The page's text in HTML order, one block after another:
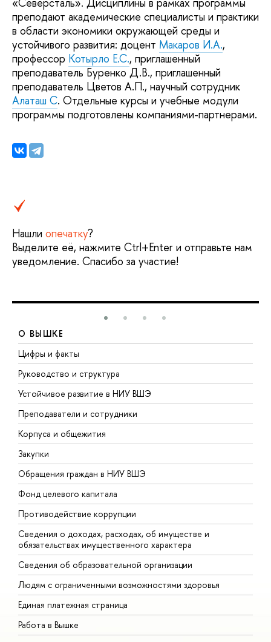
преподают академические специалисты и практики
в области экономики окружающей среды и
устойчивого развития: доцент Макаров И.А.,
профессор Котырло Е.С., приглашенный
преподаватель Буренко Д.В., приглашенный
преподаватель Цветов А.П., научный сотрудник
Алаташ С. Отдельные курсы и учебные модули
программы подготовлены компаниями-партнерами.
Нашли опечатку?
Выделите её, нажмите Ctrl+Enter и отправьте нам
уведомление. Спасибо за участие!
О ВЫШКЕ
Цифры и факты
Руководство и структура
Устойчивое развитие в НИУ ВШЭ
Преподаватели и сотрудники
Корпуса и общежития
Закупки
Обращения граждан в НИУ ВШЭ
Фонд целевого капитала
Противодействие коррупции
Сведения о доходах, расходах, об имуществе и
обязательствах имущественного характера
Сведения об образовательной организации
Людям с ограниченными возможностями здоровья
Единая платежная страница
Работа в Вышке